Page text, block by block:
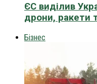
ЄС виділив
дрони, ракети
Бізнес